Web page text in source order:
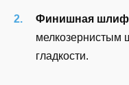
Финишная
мелкозернистым
гладкости.